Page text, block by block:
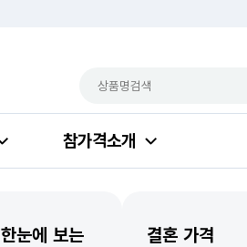
참가격소개
한눈에 보는
결혼 가격